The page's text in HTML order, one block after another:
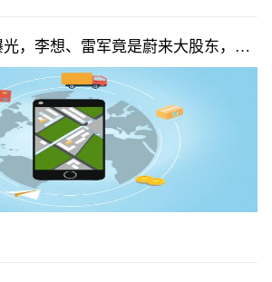
，李想、雷军竟是蔚来大股东，俞